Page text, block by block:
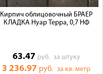
Кирпич облицовочный БРАЕР
КЛАДКА Нуар Терра, 0,7 НФ
63.47 руб. за штуку
3 236.97 руб.за кв. метр